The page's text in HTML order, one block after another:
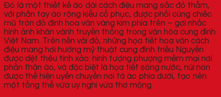
Đó là một thiết kế áo dài cách điệu mang sắc đỏ thẫm,
với phần tay áo rộng kiểu cổ phục, được phối cùng chiếc
mũ tròn đỏ đính hoa văn vàng kim phía trên – gợi nhắc
hình ảnh khăn vành truyền thống trong văn hóa cung đình
Việt Nam. Trên nền vải đỏ, những họa tiết hoa văn cách
điệu mang hơi hướng mỹ thuật cung đình triều Nguyễn
được dệt thêu tinh xảo: hình tượng phượng mềm mại nơi
phần thân áo, và đặc biệt là họa tiết sóng nước, núi non
được thể hiện uyển chuyển nơi tà áo phía dưới, tạo nên
một tổng thể vừa uy nghi vừa thơ mộng.